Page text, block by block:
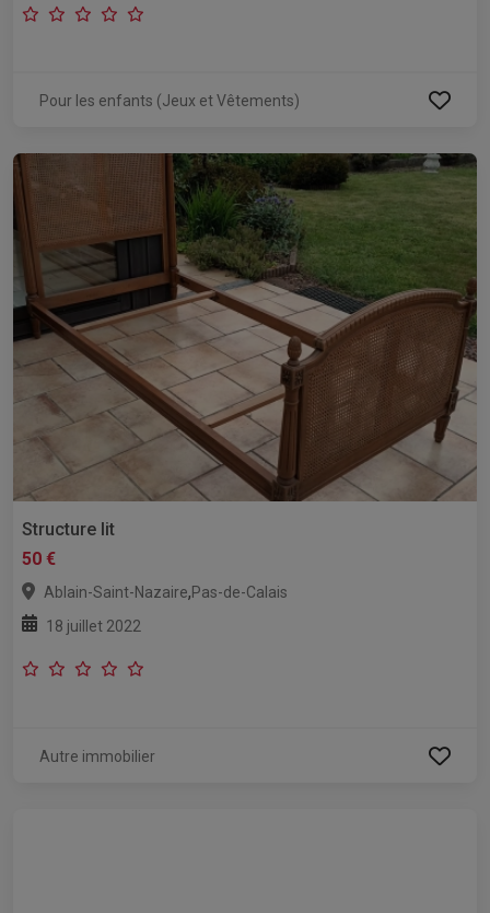
Pour les enfants (Jeux et Vêtements)
Structure lit
50 €
Ablain-Saint-Nazaire,Pas-de-Calais
18 juillet 2022
Autre immobilier